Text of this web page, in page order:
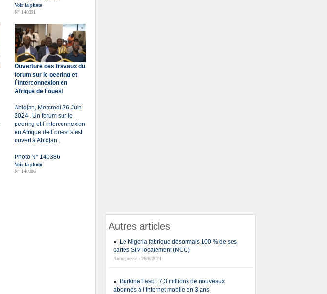
Voir la photo
N° 140391
Ouverture des travaux du
forum sur le peering et
l`interconnexion en
Afrique de l`ouest
Abidjan, Mercredi 26 Juin
2024 . Un forum sur le
peering et l`interconnexion
en Afrique de l`ouest s’est
ouvert à Abidjan .
Photo N° 140386
Voir la photo
N° 140386
Autres articles
Le Nigeria fabrique désormais 100 % de ses
cartes SIM localement (NCC)
Autre presse - 26/6/2024
Burkina Faso : 7,3 millions de nouveaux
abonnés à l’Internet mobile en 3 ans